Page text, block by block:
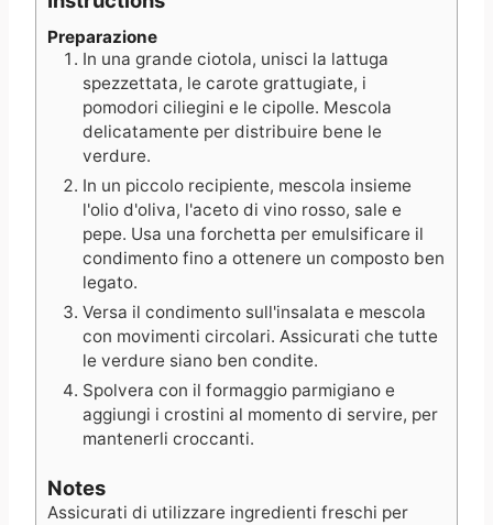
Preparazione
In una grande ciotola, unisci la lattuga
spezzettata, le carote grattugiate, i
pomodori ciliegini e le cipolle. Mescola
delicatamente per distribuire bene le
verdure.
In un piccolo recipiente, mescola insieme
l'olio d'oliva, l'aceto di vino rosso, sale e
pepe. Usa una forchetta per emulsificare il
condimento fino a ottenere un composto ben
legato.
Versa il condimento sull'insalata e mescola
con movimenti circolari. Assicurati che tutte
le verdure siano ben condite.
Spolvera con il formaggio parmigiano e
aggiungi i crostini al momento di servire, per
mantenerli croccanti.
Notes
Assicurati di utilizzare ingredienti freschi per